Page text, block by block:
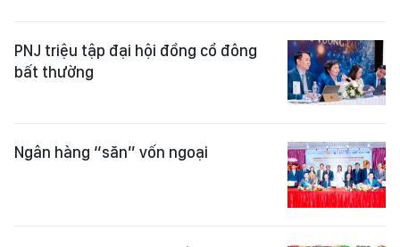
PNJ triệu tập đại hội đồng cổ đông
bất thường
Ngân hàng “săn” vốn ngoại